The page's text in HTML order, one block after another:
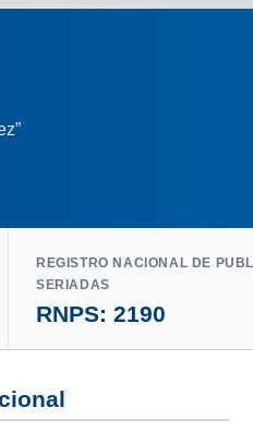
REGISTRO NACIONAL DE
SERIADAS
RNPS: 2190